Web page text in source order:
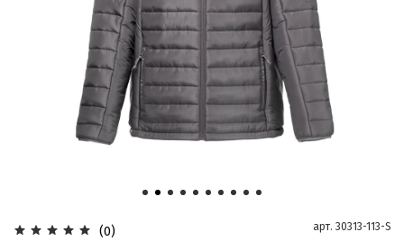
(0) арт. 30313-113-S